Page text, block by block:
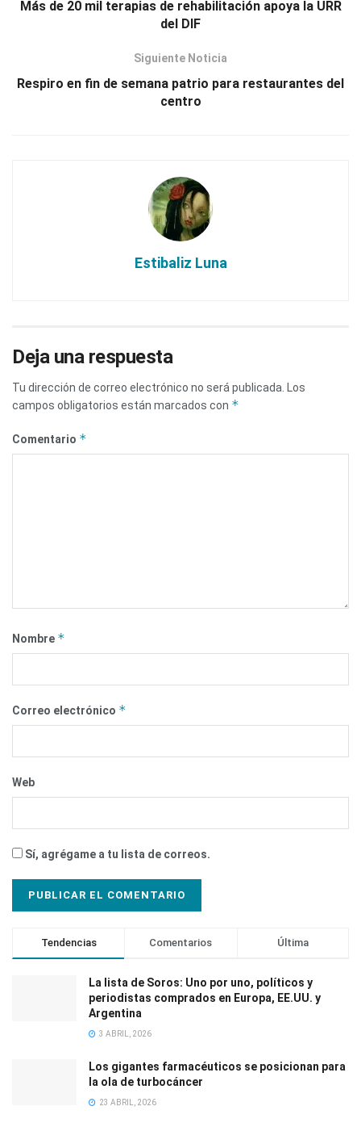
Más de 20 mil terapias de rehabilitación apoya la URR
del DIF
Siguiente Noticia
Respiro en fin de semana patrio para restaurantes del
centro
Estibaliz Luna
Deja una respuesta
Tu dirección de correo electrónico no será publicada.
Los
campos obligatorios están marcados con *
Comentario *
Nombre *
Correo electrónico *
Web
Sí, agrégame a tu lista de correos.
Tendencias Comentarios Última
La lista de Soros: Uno por uno, políticos y
periodistas comprados en Europa, EE.UU. y
Argentina
3 ABRIL, 2026
Los gigantes farmacéuticos se posicionan para
la ola de turbocáncer
23 ABRIL, 2026